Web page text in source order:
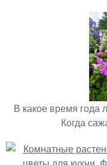
В какое время года
Когда